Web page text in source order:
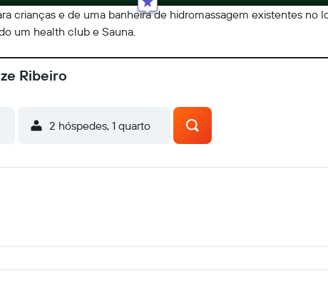
crianças e de uma banheira de hidromassagem existentes no
um health club e Sauna.
Ribeiro
2 hóspedes, 1 quarto